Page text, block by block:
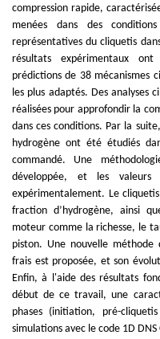
compression rapide,
menées dans des
représentatives du cliquetis
résultats expérimentaux
prédictions de 38 mécanismes
les plus adaptés. Des analyses
réalisées pour approfondir la
dans ces conditions. Par la
hydrogène ont été étudiés
commandé. Une
développée, et les valeurs
expérimentalement. Le
fraction d’hydrogène, ainsi
moteur comme la richesse, le
piston. Une nouvelle méthode
frais est proposée, et son
Enfin, à l'aide des résultats
début de ce travail, une
phases (initiation, pré-
simulations avec le code 1D